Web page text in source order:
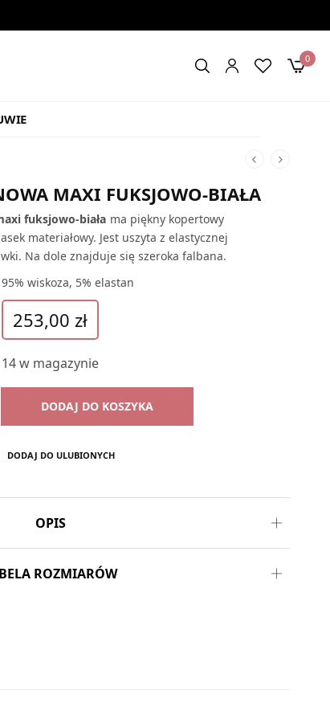
0
MAXI FUKSJOWO-BIAŁA
fuksjowo-biała ma piękny kopertowy
materiałowy. Jest uszyta z elastycznej
Na dole znajduje się szeroka falbana.
95% wiskoza, 5% elastan
253,00zł
14 w magazynie
DODAJ DO KOSZYKA
DODAJ DO ULUBIONYCH
OPIS
ROZMIARÓW